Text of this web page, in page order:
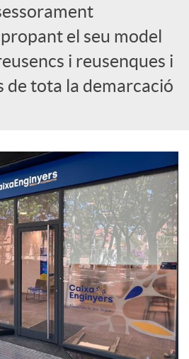
el seu model
i reusenques i
de tota la demarcació